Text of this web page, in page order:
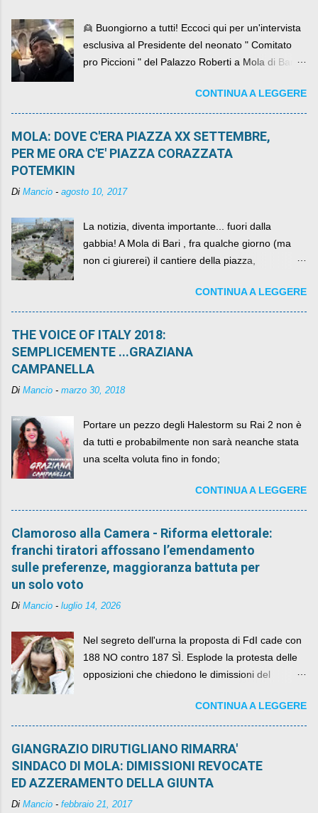
👱 Buongiorno a tutti! Eccoci qui per un'intervista
esclusiva al Presidente del neonato " Comitato
pro Piccioni " del Palazzo Roberti a Mola di Bari ,
come definirlo... signor?....CONTINUA A LEGGERE
MOLA: DOVE C'ERA PIAZZA XX SETTEMBRE,
PER ME ORA C'E' PIAZZA CORAZZATA
POTEMKIN
Di Mancio - agosto 10, 2017
La notizia, diventa importante... fuori dalla
gabbia! A Mola di Bari , fra qualche giorno (ma
non ci giurerei) il cantiere della piazza,
per un numero esorbitante di mesi, non ci sarà
più. C'era una volta Piazza XX Settembre ,
CONTINUA A LEGGERE
THE VOICE OF ITALY 2018:
SEMPLICEMENTE ...GRAZIANA
CAMPANELLA
Di Mancio - marzo 30, 2018
Portare un pezzo degli Halestorm su Rai 2 non è
da tutti e probabilmente non sarà neanche stata
una scelta voluta fino in fondo;
CONTINUA A LEGGERE
Clamoroso alla Camera - Riforma elettorale:
franchi tiratori affossano l’emendamento
sulle preferenze, maggioranza battuta per
un solo voto
Di Mancio - luglio 14, 2026
Nel segreto dell'urna la proposta di FdI cade con
188 NO contro 187 SÌ. Esplode la protesta delle
opposizioni che chiedono le dimissioni del
CONTINUA A LEGGERE
GIANGRAZIO DIRUTIGLIANO RIMARRA'
SINDACO DI MOLA: DIMISSIONI REVOCATE
ED AZZERAMENTO DELLA GIUNTA
Di Mancio - febbraio 21, 2017